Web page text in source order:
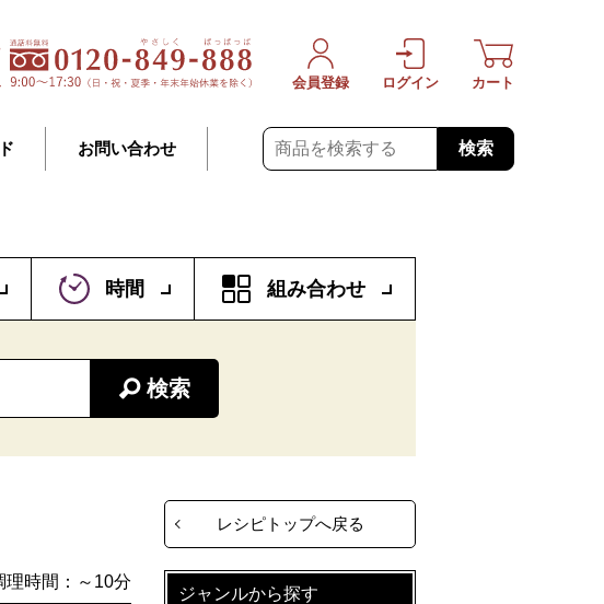
お問い合わせ 検索
会員登録 ログイン カート
時間 組み合わせ
検索
理時間：～10分
レシピトップへ戻る
ジャンルから探す